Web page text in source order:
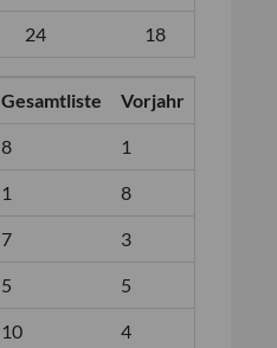
24 18
Gesamtliste Vorjahr
8 1
1 8
7 3
5 5
10 4